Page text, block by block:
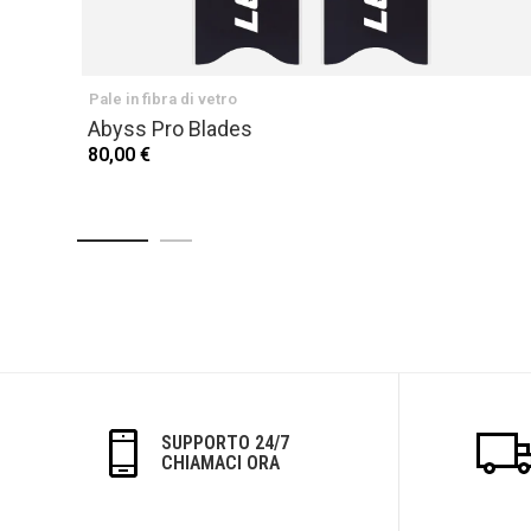
Pale in fibra di vetro
Abyss Pro Blades
80,00 €
SUPPORTO 24/7
CHIAMACI ORA